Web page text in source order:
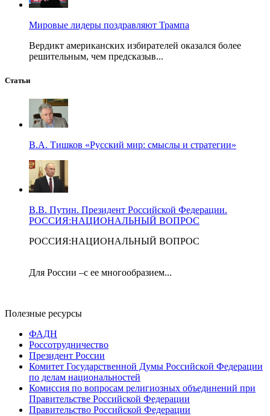
Мировые лидеры поздравляют Трампа
Вердикт американских избирателей оказался более
решительным, чем предсказыв...
Статьи
В.А. Тишков «Русский мир: смыслы и стратегии»
В.В. Путин. Президент Российской Федерации.
РОССИЯ:НАЦИОНАЛЬНЫЙ ВОПРОС
РОССИЯ:НАЦИОНАЛЬНЫЙ ВОПРОС
Для России –с ее многообразием...
Полезные ресурсы
ФАДН
Россотрудничество
Президент России
Комитет Государственной Думы Российской Федерации
по делам национальностей
Комиссия по вопросам религиозных объединений при
Правительстве Российской Федерации
Правительство Российской Федерации